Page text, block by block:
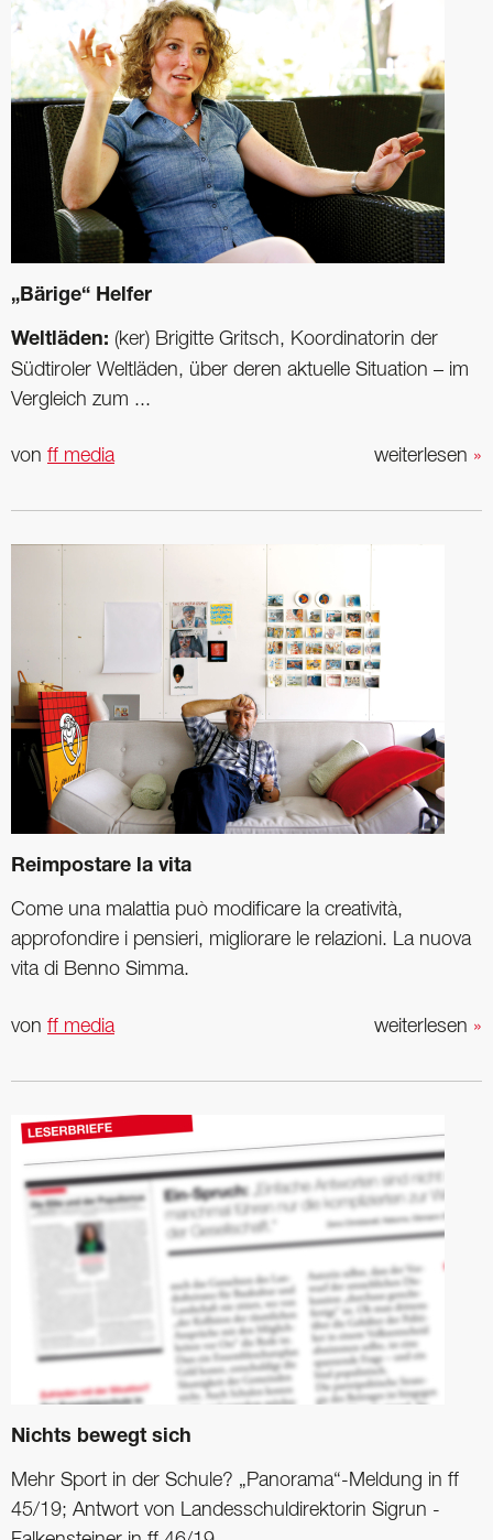
„Bärige“ Helfer
Weltläden: (ker) Brigitte Gritsch, Koor­dinatorin der
Südtiroler Weltläden, über deren aktuelle Situation – im
Vergleich zum ...
weiterlesen »
von ff media
Reimpostare la vita
Come una malattia può modificare la creatività,
approfondire i pensieri, migliorare le relazioni. La nuova
vita di Benno Simma.
weiterlesen »
von ff media
Nichts bewegt sich
Mehr Sport in der Schule? „Panorama“-Meldung in ff
45/19; Antwort von Landesschuldirektorin Sigrun ­